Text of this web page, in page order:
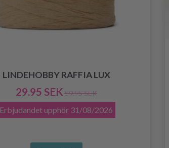
LINDEHOBBY RAFFIA LUX
29.95 SEK 59.95 SEK
Erbjudandet upphör 31/08/2026